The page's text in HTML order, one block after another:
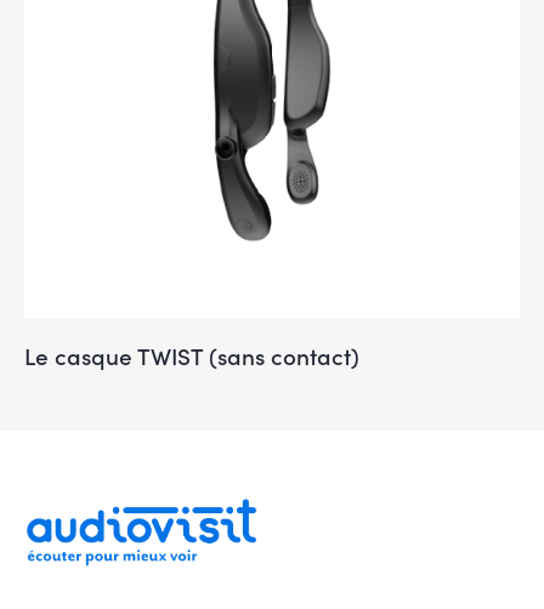
Le casque TWIST (sans contact)